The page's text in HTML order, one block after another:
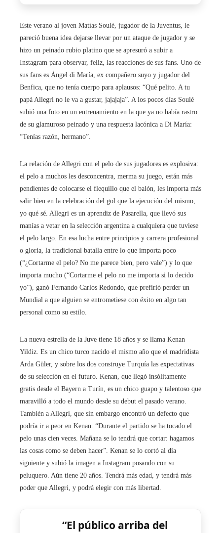
Este verano al joven Matías Soulé, jugador de la Juventus, le
pareció buena idea dejarse llevar por un ataque de jugador y se
hizo un peinado rubio platino que se apresuró a subir a
Instagram para observar, feliz, las reacciones de sus fans. Uno de
sus fans es Ángel di María, ex compañero suyo y jugador del
Benfica, que no tenía cuerpo para aplausos: “Qué pelito. A tu
papá Allegri no le va a gustar, jajajaja”. A los pocos días Soulé
subió una foto en un entrenamiento en la que ya no había rastro
de su glamuroso peinado y una respuesta lacónica a Di María:
“Tenías razón, hermano”.
La relación de Allegri con el pelo de sus jugadores es explosiva:
el pelo a muchos les desconcentra, merma su juego, están más
pendientes de colocarse el flequillo que el balón, les importa más
salir bien en la celebración del gol que la ejecución del mismo,
yo qué sé. Allegri es un aprendiz de Pasarella, que llevó sus
manías a vetar en la selección argentina a cualquiera que tuviese
el pelo largo. En esa lucha entre principios y carrera profesional
o gloria, la tradicional batalla entre lo que importa poco
(“¿Cortarme el pelo? No me parece bien, pero vale”) y lo que
importa mucho (“Cortarme el pelo no me importa si lo decido
yo”), ganó Fernando Carlos Redondo, que prefirió perder un
Mundial a que alguien se entrometiese con éxito en algo tan
personal como su estilo.
La nueva estrella de la Juve tiene 18 años y se llama Kenan
Yildiz. Es un chico turco nacido el mismo año que el madridista
Arda Güler, y sobre los dos construye Turquía las expectativas
de su selección en el futuro. Kenan, que llegó insólitamente
gratis desde el Bayern a Turín, es un chico guapo y talentoso que
maravilló a todo el mundo desde su debut el pasado verano.
También a Allegri, que sin embargo encontró un defecto que
podría ir a peor en Kenan. “Durante el partido se ha tocado el
pelo unas cien veces. Mañana se lo tendrá que cortar: hagamos
las cosas como se deben hacer”. Kenan se lo cortó al día
siguiente y subió la imagen a Instagram posando con su
peluquero. Aún tiene 20 años. Tendrá más edad, y tendrá más
poder que Allegri, y podrá elegir con más libertad.
“El público arriba del